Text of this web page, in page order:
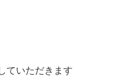
ていただきます